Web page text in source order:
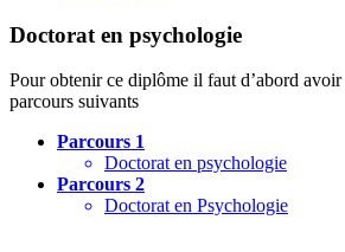
Doctorat en psychologie
Pour obtenir ce diplôme il faut d’abord
parcours suivants
Parcours 1
Doctorat en psychologie
Parcours 2
Doctorat en Psychologie